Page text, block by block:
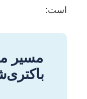
است:
مسیر